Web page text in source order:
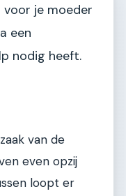
voor je moeder
een
nodig heeft.
van de
even opzij
loopt er